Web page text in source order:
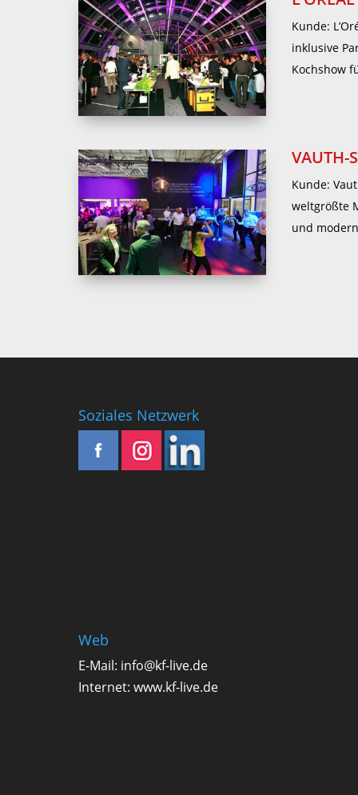
Kunde:
inklusive
Kochshow
VAUTH-
Kunde:
weltgrößte
und
Soziales Netzwerk
Web
E-Mail: info@kf-live.de
Internet: www.kf-live.de